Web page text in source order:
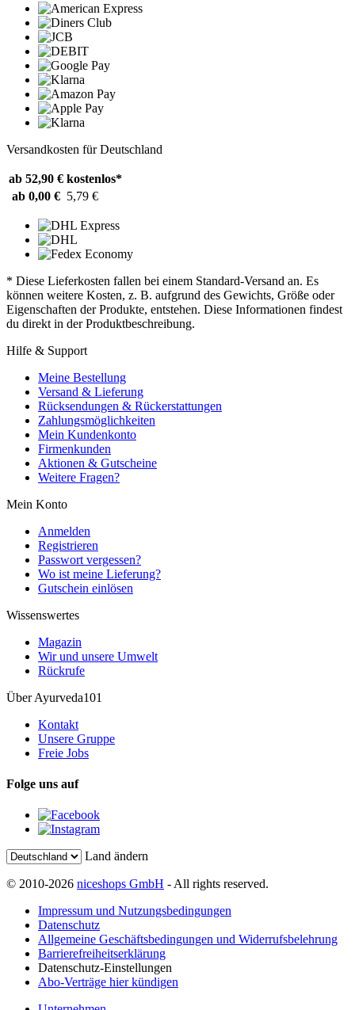
Versandkosten für Deutschland
ab 52,90 € kostenlos*
ab 0,00 € 5,79 €
* Diese Lieferkosten fallen bei einem Standard-Versand an. Es
können weitere Kosten, z. B. aufgrund des Gewichts, Größe oder
Eigenschaften der Produkte, entstehen. Diese Informationen findest
du direkt in der Produktbeschreibung.
Hilfe & Support
Meine Bestellung
Versand & Lieferung
Rücksendungen & Rückerstattungen
Zahlungsmöglichkeiten
Mein Kundenkonto
Firmenkunden
Aktionen & Gutscheine
Weitere Fragen?
Mein Konto
Anmelden
Registrieren
Passwort vergessen?
Wo ist meine Lieferung?
Gutschein einlösen
Wissenswertes
Magazin
Wir und unsere Umwelt
Rückrufe
Über Ayurveda101
Kontakt
Unsere Gruppe
Freie Jobs
Folge uns auf
Land ändern
© 2010-2026 niceshops GmbH - All rights reserved.
Impressum und Nutzungsbedingungen
Datenschutz
Allgemeine Geschäftsbedingungen und Widerrufsbelehrung
Barrierefreiheitserklärung
Datenschutz-Einstellungen
Abo-Verträge hier kündigen